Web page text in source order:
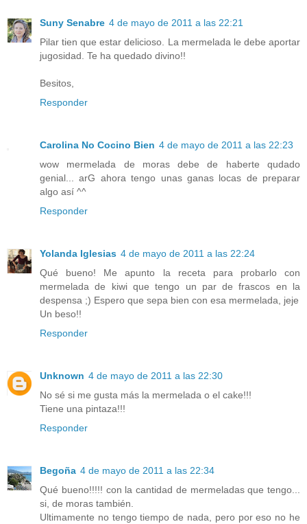
Suny Senabre 4 de mayo de 2011 a las 22:21
Pilar tien que estar delicioso. La mermelada le debe aportar
jugosidad. Te ha quedado divino!!
Besitos,
Responder
Carolina No Cocino Bien 4 de mayo de 2011 a las 22:23
wow mermelada de moras debe de haberte qudado
genial... arG ahora tengo unas ganas locas de preparar
algo así ^^
Responder
Yolanda Iglesias 4 de mayo de 2011 a las 22:24
Qué bueno! Me apunto la receta para probarlo con
mermelada de kiwi que tengo un par de frascos en la
despensa ;) Espero que sepa bien con esa mermelada, jeje
Un beso!!
Responder
Unknown 4 de mayo de 2011 a las 22:30
No sé si me gusta más la mermelada o el cake!!!
Tiene una pintaza!!!
Responder
Begoña 4 de mayo de 2011 a las 22:34
Qué bueno!!!!! con la cantidad de mermeladas que tengo...
si, de moras también.
Ultimamente no tengo tiempo de nada, pero por eso no he